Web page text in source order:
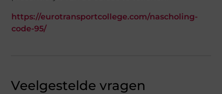
https://eurotransportcollege.com/nascholing-
code-95/
Veelgestelde vragen